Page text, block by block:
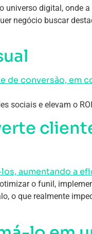
universo digital, onde
negócio buscar
sociais e elevam o
o funil,
o que realmente